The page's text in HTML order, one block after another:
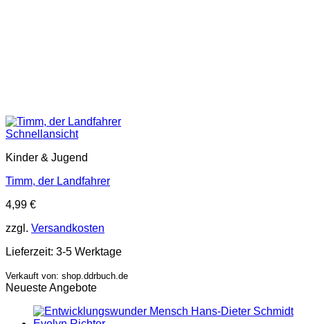
Schnellansicht
Kinder & Jugend
Timm, der Landfahrer
4,99 €
zzgl. Versandkosten
Lieferzeit: 3-5 Werktage
Verkauft von: shop.ddrbuch.de
Neueste Angebote